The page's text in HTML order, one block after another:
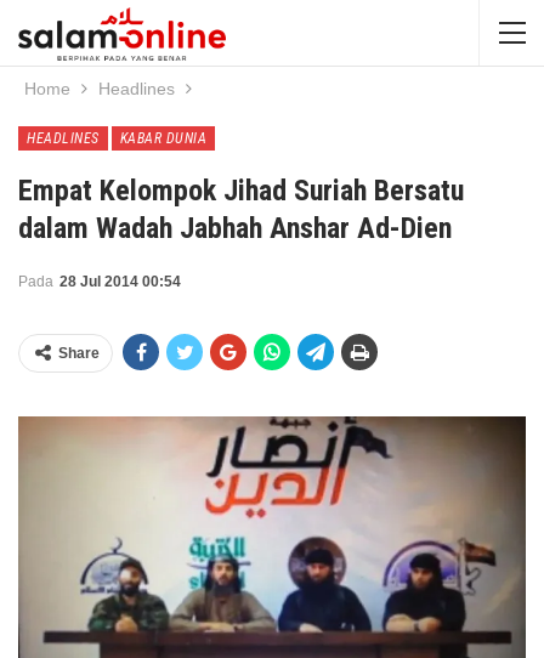
Home Headlines
HEADLINES KABAR DUNIA
Empat Kelompok Jihad Suriah Bersatu
dalam Wadah Jabhah Anshar Ad-Dien
Pada 28 Jul 2014 00:54
Share